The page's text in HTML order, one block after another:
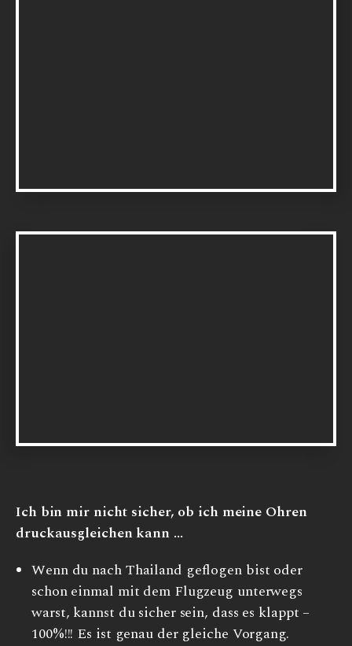
Ich bin mir nicht sicher, ob ich meine Ohren
druckausgleichen kann …
Wenn du nach Thailand geflogen bist oder
schon einmal mit dem Flugzeug unterwegs
warst, kannst du sicher sein, dass es klappt –
100%!!! Es ist genau der gleiche Vorgang.